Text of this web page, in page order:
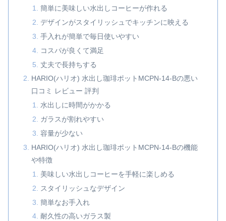
簡単に美味しい水出しコーヒーが作れる
デザインがスタイリッシュでキッチンに映える
手入れが簡単で毎日使いやすい
コスパが良くて満足
丈夫で長持ちする
HARIO(ハリオ) 水出し珈琲ポットMCPN-14-Bの悪い
口コミ レビュー 評判
水出しに時間がかかる
ガラスが割れやすい
容量が少ない
HARIO(ハリオ) 水出し珈琲ポットMCPN-14-Bの機能
や特徴
美味しい水出しコーヒーを手軽に楽しめる
スタイリッシュなデザイン
簡単なお手入れ
耐久性の高いガラス製